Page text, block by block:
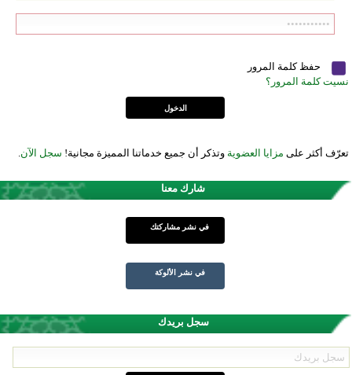
حفظ كلمة المرور
نسيت كلمة المرور؟
تعرّف أكثر على مزايا العضوية وتذكر أن جميع خدماتنا المميزة مجانية! سجل الآن.
شارك معنا
في نشر مشاركتك
في نشر الألوكة
سجل بريدك